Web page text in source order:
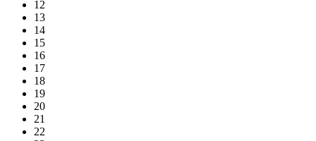
12
13
14
15
16
17
18
19
20
21
22